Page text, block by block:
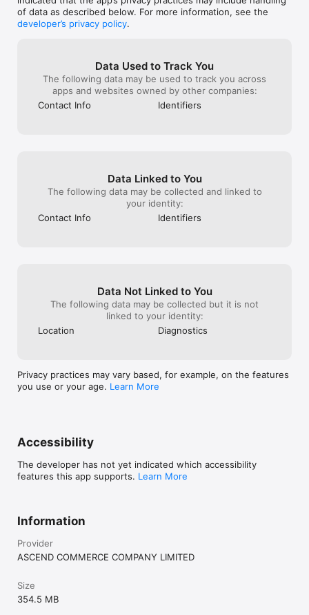
of data as described below. For more information, see the
developer’s privacy policy.
Data Used to Track You
The following data may be used to track you across
apps and websites owned by other companies:
Contact Info
Identifiers
Data Linked to You
The following data may be collected and linked to
your identity:
Contact Info
Identifiers
Data Not Linked to You
The following data may be collected but it is not
linked to your identity:
Location
Diagnostics
Privacy practices may vary based, for example, on the features
you use or your age. Learn More
Accessibility
The developer has not yet indicated which accessibility
features this app supports. Learn More
Information
Provider
ASCEND COMMERCE COMPANY LIMITED
Size
354.5 MB